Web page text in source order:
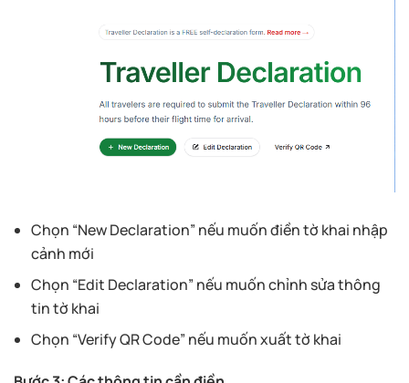
Chọn “New Declaration” nếu muốn điền tờ khai nhập
cảnh mới
Chọn “Edit Declaration” nếu muốn chỉnh sửa thông
tin tờ khai
Chọn “Verify QR Code” nếu muốn xuất tờ khai